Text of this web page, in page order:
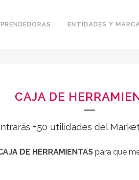
ENTIDADES Y
CAJA DE
+50 utilidades del
DE HERRAMIENTAS para que